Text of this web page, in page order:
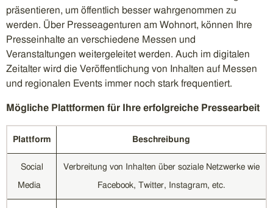
präsentieren, um öffentlich besser wahrgenommen zu
werden. Über Presseagenturen am Wohnort, können Ihre
Presseinhalte an verschiedene Messen und
Veranstaltungen weitergeleitet werden. Auch im digitalen
Zeitalter wird die Veröffentlichung von Inhalten auf Messen
und regionalen Events immer noch stark frequentiert.
Mögliche Plattformen für Ihre erfolgreiche Pressearbeit
Plattform Beschreibung
Social
Media
Verbreitung von Inhalten über soziale Netzwerke wie
Facebook, Twitter, Instagram, etc.